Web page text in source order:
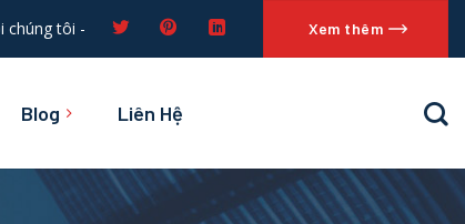
chúng tôi - Xem thêm
Blog Liên Hệ